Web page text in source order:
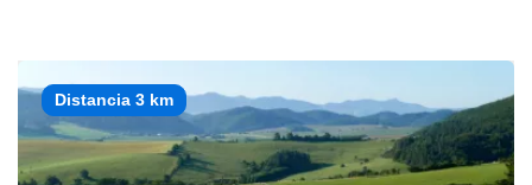
Distancia 3 km